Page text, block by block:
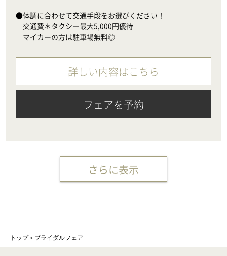
●体調に合わせて交通手段をお選びください！
交通費＊タクシー最大5,000円優待
マイカーの方は駐車場無料◎
詳しい内容はこちら
フェアを予約
さらに表示
トップ＞ ブライダルフェア